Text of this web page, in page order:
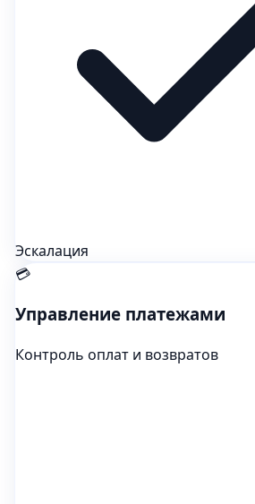
Эскалация
💳
Управление платежами
Контроль оплат и возвратов